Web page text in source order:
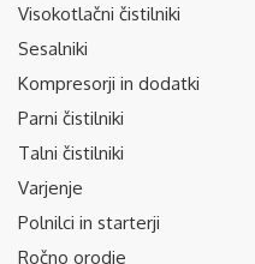
Visokotlačni čistilniki
Sesalniki
Kompresorji in dodatki
Parni čistilniki
Talni čistilniki
Varjenje
Polnilci in starterji
Ročno orodje